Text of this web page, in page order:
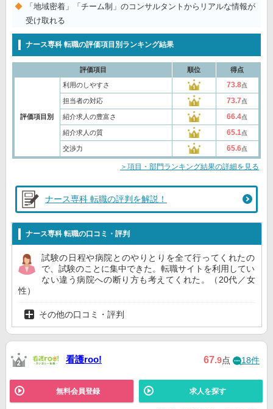
「地域密着」「チーム制」のコンサルタントからリアルな情報が
受け取れる
ナース専科 転職の評価項目別ランキング結果
評価項目 順位 得点
評価項目別
利用のしやすさ 73.8点
担当者の対応 73.7点
紹介求人の豊富さ 66.4点
紹介求人の質 65.1点
交渉力 65.6点
＞項目・部門ランキング結果の詳細を見る
ナース専科 転職の評判を解説！
ナース専科 転職の口コミ・評判
試験の日程や病院とのやりとりを全て行ってくれたの
で、試験のことに集中できた。転職サイトを利用してい
ない違う病院への断り方も考えてくれた。（20代／女
性）
その他の口コミ・評判
看護roo! 67.9点 18件
無料会員登録 求人を探す